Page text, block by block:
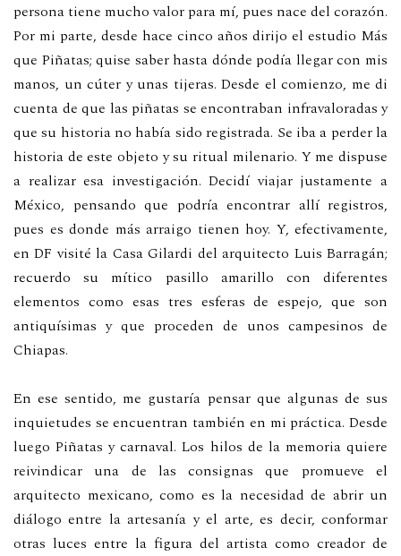
persona tiene mucho valor para mí, pues nace del corazón.
Por mi parte, desde hace cinco años dirijo el estudio Más
que Piñatas; quise saber hasta dónde podía llegar con mis
manos, un cúter y unas tijeras. Desde el comienzo, me di
cuenta de que las piñatas se encontraban infravaloradas y
que su historia no había sido registrada. Se iba a perder la
historia de este objeto y su ritual milenario. Y me dispuse
a realizar esa investigación. Decidí viajar justamente a
México, pensando que podría encontrar allí registros,
pues es donde más arraigo tienen hoy. Y, efectivamente,
en DF visité la Casa Gilardi del arquitecto Luis Barragán;
recuerdo su mítico pasillo amarillo con diferentes
elementos como esas tres esferas de espejo, que son
antiquísimas y que proceden de unos campesinos de
Chiapas.
En ese sentido, me gustaría pensar que algunas de sus
inquietudes se encuentran también en mi práctica. Desde
luego Piñatas y carnaval. Los hilos de la memoria quiere
reivindicar una de las consignas que promueve el
arquitecto mexicano, como es la necesidad de abrir un
diálogo entre la artesanía y el arte, es decir, conformar
otras luces entre la figura del artista como creador de